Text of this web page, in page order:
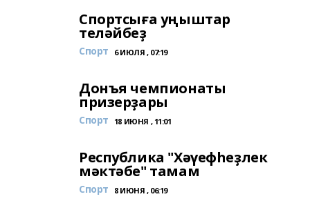
Спортсыға уңыштар
теләйбеҙ
Спорт 6 ИЮЛЯ , 07:19
Донъя чемпионаты
призерҙары
Спорт 18 ИЮНЯ , 11:01
Республика "Хәүефһеҙлек
мәктәбе" тамам
Спорт 8 ИЮНЯ , 06:19